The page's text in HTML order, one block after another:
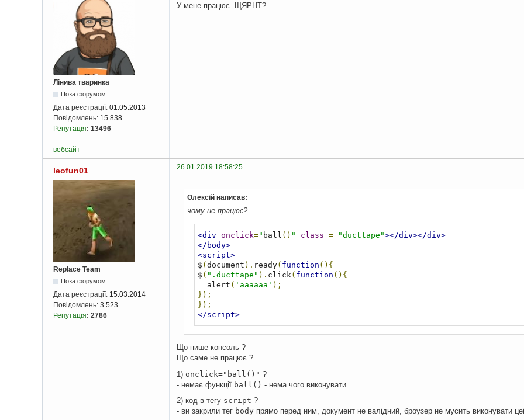
Лінива тваринка
Поза форумом
Дата реєстрації: 01.05.2013
Повідомлень: 15 838
Репутація: 13496
У мене працює. ЩЯРНТ?
вебсайт
leofun01 26.01.2019 18:58:25
Replace Team
Поза форумом
Дата реєстрації: 15.03.2014
Повідомлень: 3 523
Репутація: 2786
Олексій написав:
чому не працює?
<div onclick=" ball () " class = "ducttape"></div></div>
</body>
<script>
$ ( document ). ready( function (){
$ ( ".ducttape" ). click ( function (){
  alert
( 'aaaaaa' );
});
});
</script>
Що пише консоль ?
Що саме не працює ?
1) onclick="ball()" ?
- немає функції ball() - нема чого виконувати.
2) код в тегу script ?
- ви закрили тег body прямо перед ним, документ не валідний, броузер не мусить виконувати